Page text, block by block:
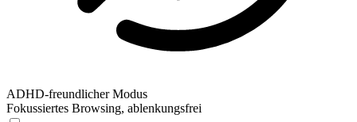
ADHD-freundlicher Modus
Fokussiertes Browsing, ablenkungsfrei